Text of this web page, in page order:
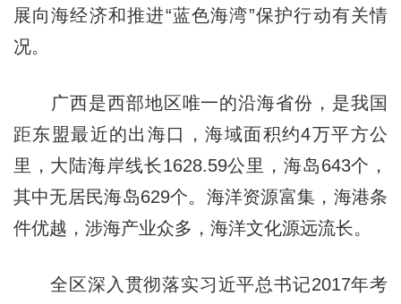
展向海经济和推进“蓝色海湾”保护行动有关情
况。
广西是西部地区唯一的沿海省份，是我国
距东盟最近的出海口，海域面积约4万平方公
里，大陆海岸线长1628.59公里，海岛643个，
其中无居民海岛629个。海洋资源富集，海港条
件优越，涉海产业众多，海洋文化源远流长。
全区深入贯彻落实习近平总书记2017年考